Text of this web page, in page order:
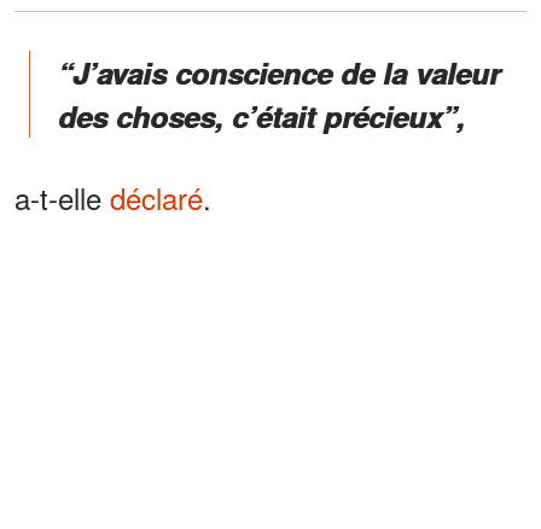
“J’avais conscience de la valeur
des choses, c’était précieux”,
a-t-elle déclaré.